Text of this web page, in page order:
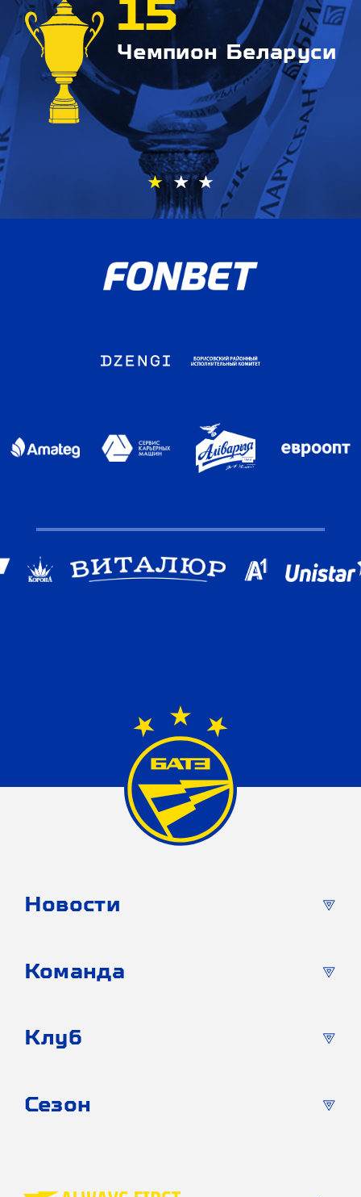
15
Чемпион Беларуси
Новости
Команда
Клуб
Сезон